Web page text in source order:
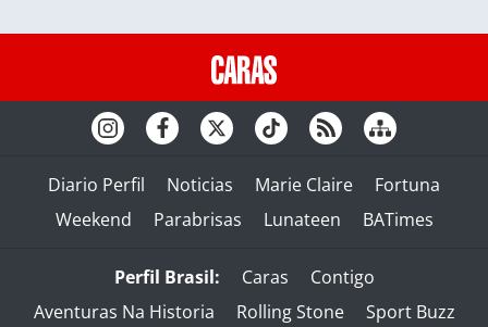
Diario Perfil Noticias Marie Claire
Fortuna
Weekend
Parabrisas Lunateen BATimes
Perfil Brasil: Caras
Contigo
Aventuras Na Historia
Rolling Stone Sport Buzz